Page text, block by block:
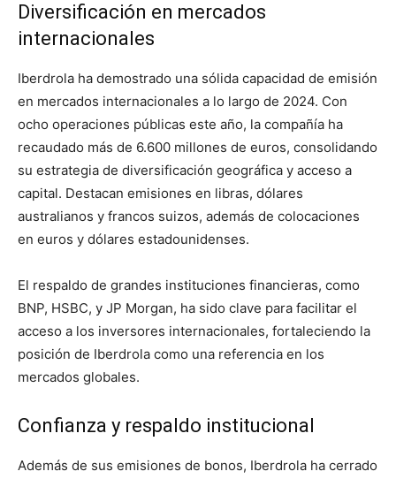
Diversificación en mercados
internacionales
Iberdrola ha demostrado una sólida capacidad de emisión
en mercados internacionales a lo largo de 2024. Con
ocho operaciones públicas este año, la compañía ha
recaudado más de 6.600 millones de euros, consolidando
su estrategia de diversificación geográfica y acceso a
capital. Destacan emisiones en libras, dólares
australianos y francos suizos, además de colocaciones
en euros y dólares estadounidenses.
El respaldo de grandes instituciones financieras, como
BNP, HSBC, y JP Morgan, ha sido clave para facilitar el
acceso a los inversores internacionales, fortaleciendo la
posición de Iberdrola como una referencia en los
mercados globales.
Confianza y respaldo institucional
Además de sus emisiones de bonos, Iberdrola ha cerrado